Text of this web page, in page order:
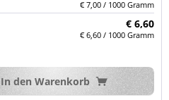
€ 7,00 / 1000 Gramm
€ 6,60
€ 6,60 / 1000 Gramm
In den Warenkorb